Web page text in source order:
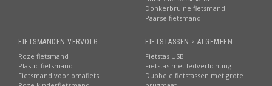
Donkerbruine fietsmand
Paarse fietsmand
FIETSMANDEN VERVOLG
Roze fietsmand
Plastic fietsmand
Fietsmand voor omafiets
FIETSTASSEN > ALGEMEEN
Fietstas USB
Fietstas met ledverlichting
Dubbele fietstassen met grote